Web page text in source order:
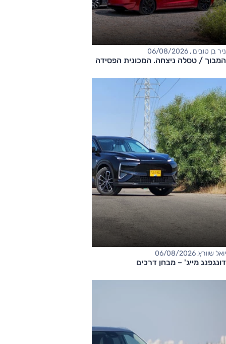
ניר בן טובים , 06/08/2026
המבוך / טסלה ניצחה. המכונית הפסידה
יואל שוורץ, 06/08/2026
דונגפנג מייג' – מבחן דרכים